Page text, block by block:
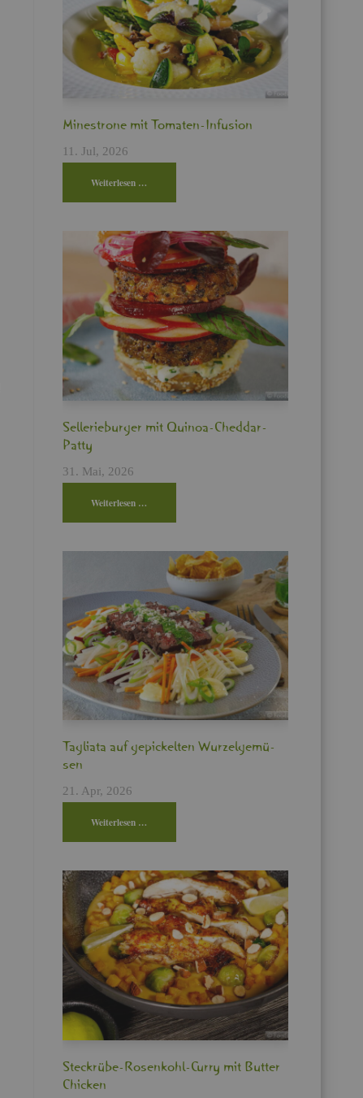
Min­es­tro­ne mit To­ma­ten-In­fu­si­on
11. Jul, 2026
Wei­ter­le­sen …
Sel­le­rie­bur­ger mit Qui­noa-Ched­dar-
Patty
31. Mai, 2026
Wei­ter­le­sen …
Ta­glia­ta auf ge­pi­ckel­ten Wur­zel­ge­mü­
sen
21. Apr, 2026
Wei­ter­le­sen …
Steck­rü­be-Ro­sen­kohl-Curry mit But­ter
Chi­cken